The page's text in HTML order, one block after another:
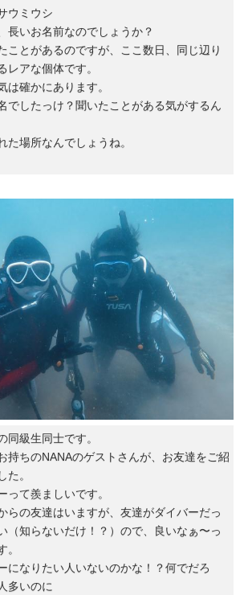
ウミウシ
長いお名前なのでしょうか？
ことがあるのですが、ここ数日、同じ辺り
レアな個体です。
は確かにあります。
でしたっけ？聞いたことがある気がするん
た場所なんでしょうね。
同級生同士です。
持ちのNANAのゲストさんが、お友達をご紹
た。
って羨ましいです。
らの友達はいますが、友達がダイバーだっ
（知らないだけ！？）ので、良いなぁ〜っ
。
になりたい人いないのかな！？何でだろ
多いのに